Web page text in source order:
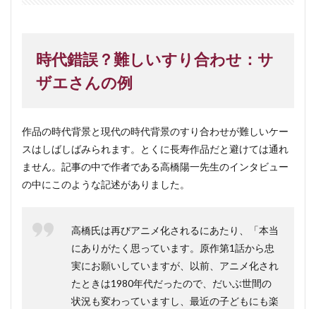
時代錯誤？難しいすり合わせ：サ
ザエさんの例
作品の時代背景と現代の時代背景のすり合わせが難しいケー
スはしばしばみられます。とくに長寿作品だと避けては通れ
ません。記事の中で作者である高橋陽一先生のインタビュー
の中にこのような記述がありました。
高橋氏は再びアニメ化されるにあたり、「本当
にありがたく思っています。原作第1話から忠
実にお願いしていますが、以前、アニメ化され
たときは1980年代だったので、だいぶ世間の
状況も変わっていますし、最近の子どもにも楽